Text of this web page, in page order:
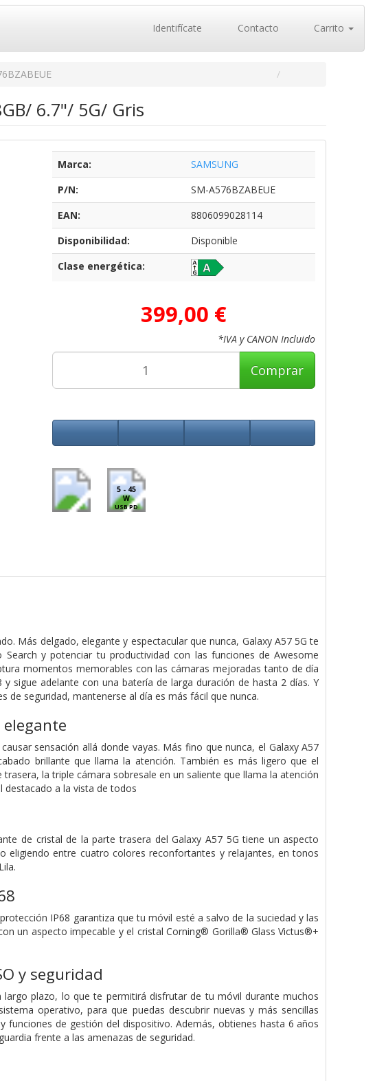
Identifícate Contacto Carrito
6.7"/ 5G/ Gris
Marca:
SAMSUNG
P/N:
SM-A576BZABEUE
EAN:
8806099028114
Disponibilidad:
Disponible
Clase energética:
399,00 €
*IVA y CANON Incluido
Comprar
5 - 45
W
USB PD
Más delgado, elegante y espectacular que nunca, Galaxy A57 5G te
y potenciar tu productividad con las funciones de Awesome
momentos memorables con las cámaras mejoradas tanto de día
sigue adelante con una batería de larga duración de hasta 2 días. Y
de seguridad, mantenerse al día es más fácil que nunca.
sensación allá donde vayas. Más fino que nunca, el Galaxy A57
brillante que llama la atención. También es más ligero que el
la triple cámara sobresale en un saliente que llama la atención
destacado a la vista de todos
de cristal de la parte trasera del Galaxy A57 5G tiene un aspecto
entre cuatro colores reconfortantes y relajantes, en tonos
IP68 garantiza que tu móvil esté a salvo de la suciedad y las
un aspecto impecable y el cristal Corning® Gorilla® Glass Victus®+
y seguridad
plazo, lo que te permitirá disfrutar de tu móvil durante muchos
operativo, para que puedas descubrir nuevas y más sencillas
de gestión del dispositivo. Además, obtienes hasta 6 años
frente a las amenazas de seguridad.